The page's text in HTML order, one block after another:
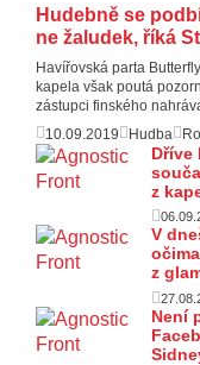
Hudebně se
ne žaludek, říká
Havířovská parta
kapela však poutá
zástupci finského
10.09.2019
Hudba
Dříve
z
V
z
Není